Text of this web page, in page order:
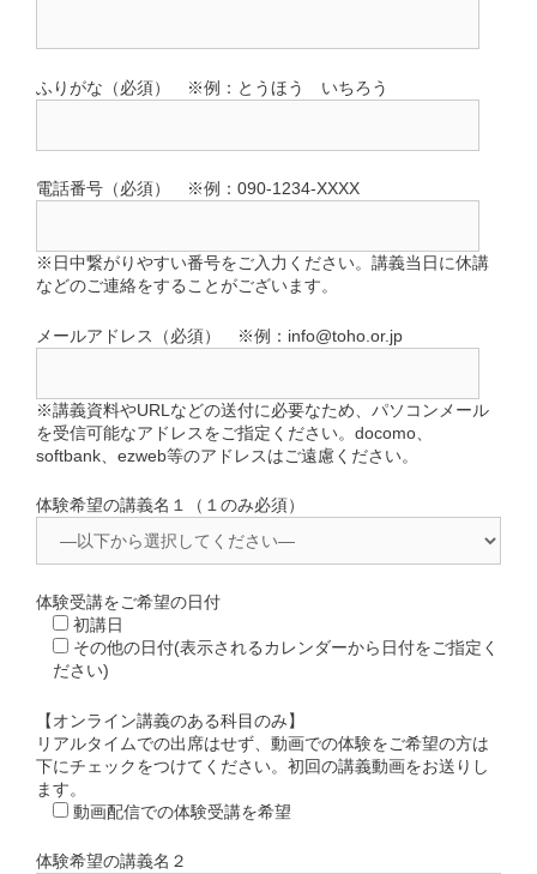
ふりがな（必須） ※例：とうほう いちろう
電話番号（必須） ※例：090-1234-XXXX
※日中繋がりやすい番号をご入力ください。講義当日に休講
などのご連絡をすることがございます。
メールアドレス（必須） ※例：info@toho.or.jp
※講義資料やURLなどの送付に必要なため、パソコンメール
を受信可能なアドレスをご指定ください。docomo、
softbank、ezweb等のアドレスはご遠慮ください。
体験希望の講義名１（１のみ必須）
体験受講をご希望の日付
初講日
その他の日付(表示されるカレンダーから日付をご指定く
ださい)
【オンライン講義のある科目のみ】
リアルタイムでの出席はせず、動画での体験をご希望の方は
下にチェックをつけてください。初回の講義動画をお送りし
ます。
動画配信での体験受講を希望
体験希望の講義名２